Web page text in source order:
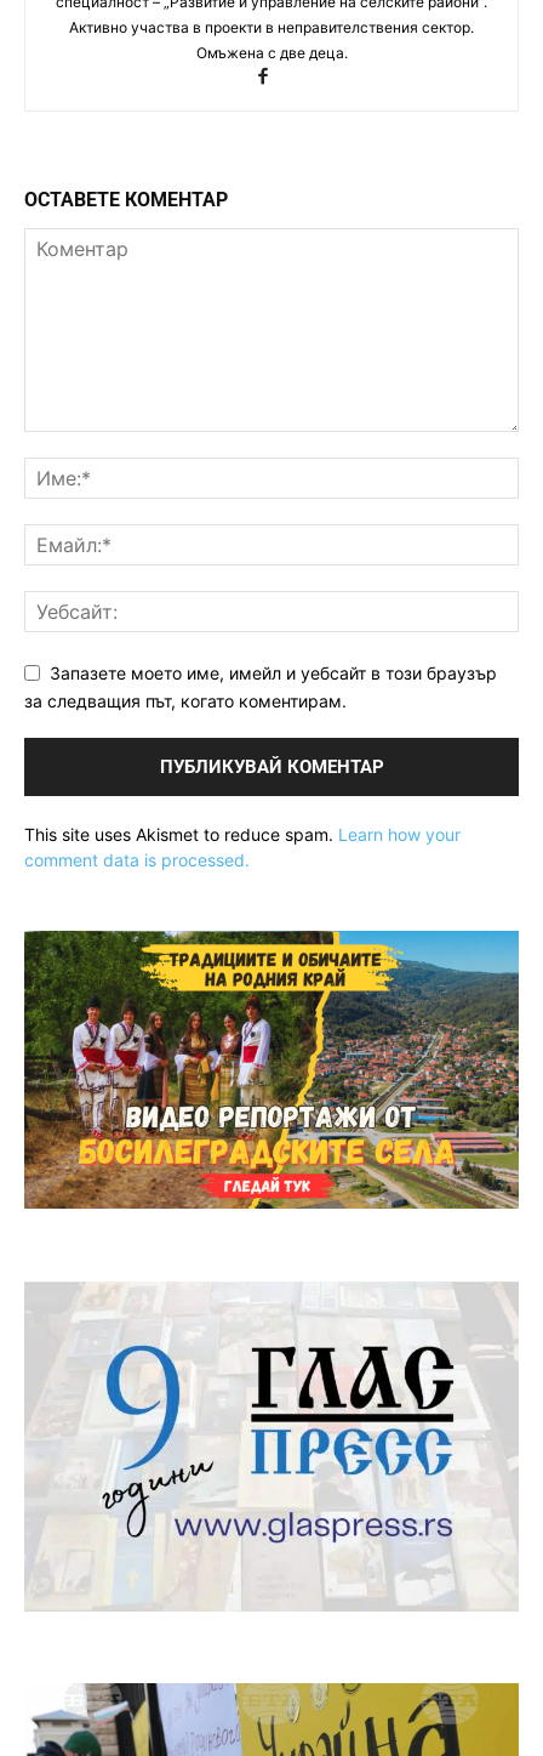
Активно участва в проекти в неправителствения сектор.
Омъжена с две деца.
ОСТАВЕТЕ КОМЕНТАР
Запазете моето име, имейл и уебсайт в този браузър
за следващия път, когато коментирам.
This site uses Akismet to reduce spam. Learn how your
comment data is processed.